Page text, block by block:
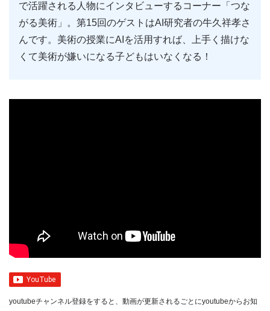
で活躍される人物にインタビューするコーナー「つな
がる美術」。第15回のゲストはAI研究者の牛久祥孝さ
んです。美術の授業にAIを活用すれば、上手く描けな
くて美術が嫌いになる子どもはいなくなる！
youtubeチャンネル登録をすると、動画が更新されるごとにyoutubeからお知